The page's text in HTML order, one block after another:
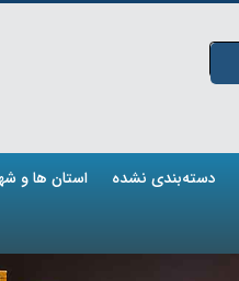
دسته‌بندی نشده استان ها و